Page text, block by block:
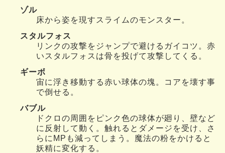
ゾル
床から姿を現すスライムのモンスター。
スタルフォス
リンクの攻撃をジャンプで避けるガイコツ。赤
いスタルフォスは骨を投げて攻撃してくる。
ギーボ
宙に浮き移動する赤い球体の塊。コアを壊す事
で倒せる。
バブル
ドクロの周囲をピンク色の球体が廻り、壁など
に反射して動く。触れるとダメージを受け、さ
らにMPも減ってしまう。魔法の粉をかけると
妖精に変化する。